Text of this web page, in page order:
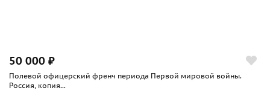
50 000 ₽
Полевой офицерский френч периода Первой мировой войны.
Россия, копия...